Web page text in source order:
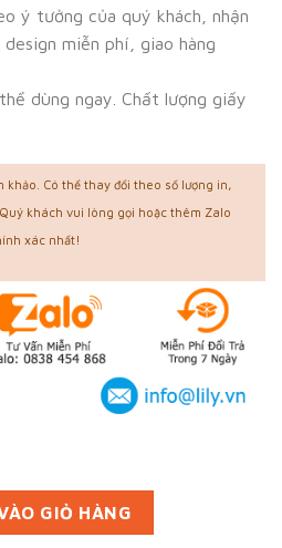
ý tưởng của quý khách, nhận
miễn phí, giao hàng
dùng ngay. Chất lượng giấy
Có thể thay đổi theo số lượng in,
khách vui lòng gọi hoặc thêm Zalo
xác nhất!
Giang (mã tbm_2213) giấy
GIỎ HÀNG